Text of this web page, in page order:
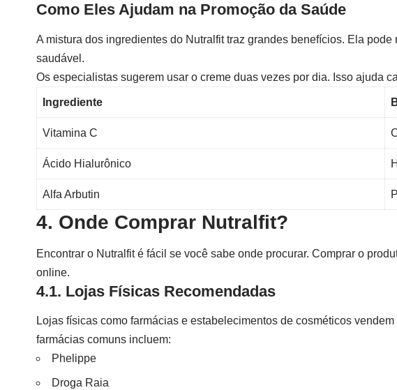
Como Eles Ajudam na Promoção da Saúde
A mistura dos ingredientes do Nutralfit traz grandes benefícios. Ela
saudável.
Os especialistas sugerem usar o creme duas vezes por dia. Isso ajuda
Ingrediente
Vitamina C
Ácido Hialurônico
Alfa Arbutin
4. Onde Comprar Nutralfit?
Encontrar o Nutralfit é fácil se você sabe onde procurar. Comprar o
online.
4.1. Lojas Físicas Recomendadas
Lojas físicas como farmácias e estabelecimentos de cosméticos
farmácias comuns incluem:
Phelippe
Droga Raia